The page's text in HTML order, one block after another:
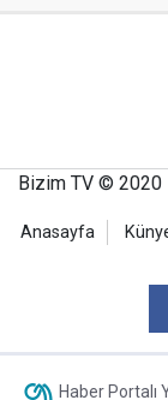
Bizim TV © 2020
Anasayfa
Haber Portalı